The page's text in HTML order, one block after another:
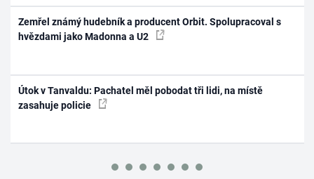
Zemřel známý hudebník a producent Orbit. Spolupracoval s
hvězdami jako Madonna a U2
Útok v Tanvaldu: Pachatel měl pobodat tři lidi, na místě
zasahuje policie